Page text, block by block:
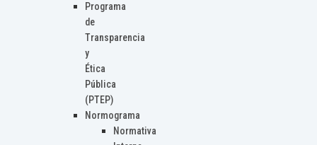
Programa
de
Transparencia
y
Ética
Pública
(PTEP)
Normograma
Normativa